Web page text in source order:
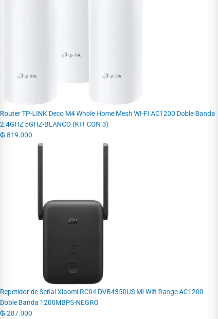
Router TP-LINK Deco M4 Whole Home Mesh WI-FI AC1200 Doble Banda
2.4GHZ 5GHZ-BLANCO (KIT CON 3)
₲ 819.000
Repetidor de Señal Xiaomi RC04 DVB4350US MI Wifi Range AC1200
Doble Banda 1200MBPS-NEGRO
₲ 287.000